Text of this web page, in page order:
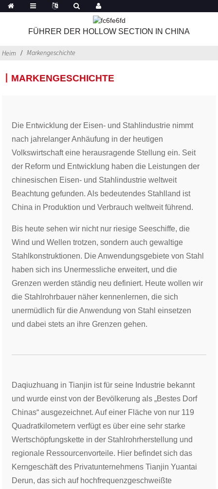
FÜHRER DER HOLLOW SECTION IN CHINA
Heim Markengeschichte
丨MARKENGESCHICHTE
Die Entwicklung der Eisen- und Stahlindustrie nimmt
nach jahrelanger Anhäufung in der heutigen
Volkswirtschaft eine herausragende Stellung ein. Seit
der Reform und Entwicklung haben die Leistungen der
chinesischen Eisen- und Stahlindustrie weltweit
Beachtung gefunden. Als bedeutendes Stahlland ist
China in Produktion und Verbrauch weltweit führend.
Bis heute sehen wir nicht nur riesige Seeschiffe, die
Wind und Wellen trotzen, sondern auch gewaltige
Stahlkonstruktionen. Die Anwendungsgebiete von Stahl
haben sich ins Unermessliche erweitert, und die
Grenzen werden ständig neu definiert. Heute wollen wir
die Stahlrohrbauer näher kennenlernen, die sich
unermüdlich für die Anwendung von Stahl einsetzen
und dabei stets an ihre Grenzen gehen.
Daqiuzhuang in Tianjin ist für seine Industrie bekannt
und wurde einst von der Bevölkerung als „Bestes Dorf
Chinas“ ausgezeichnet. Auf einer Fläche von nur 119
Quadratkilometern verfügt es über eine sehr starke
Wertschöpfungskette in der Stahlrohrherstellung und
regionale Ressourcenvorteile. Hier befindet sich das
Kerngeschäft des Privatunternehmens Tianjin Yuantai
Derun, das sich auf hochfrequenzgeschweißte